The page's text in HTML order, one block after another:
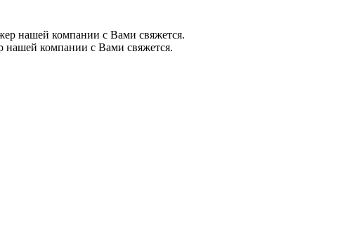
нашей компании с Вами свяжется.
нашей компании с Вами свяжется.